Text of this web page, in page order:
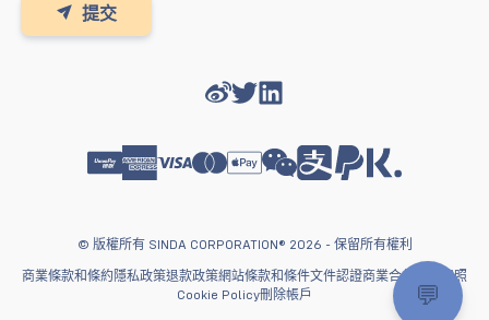
提交
© 版權所有 SINDA CORPORATION® 2026 - 保留所有權利
商業條款和條約 隱私政策退款政策網站條款和條件文件認證商業合作
監管牌照
Cookie Policy刪除帳戶 💬